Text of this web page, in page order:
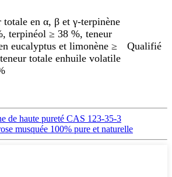
totale en α, β et γ-terpinène
terpinéol ≥ 38 %, teneur
eucalyptus et limonène ≥
totale enhuile volatile
Qualifié
de haute pureté CAS 123-35-3
musquée 100% pure et naturelle